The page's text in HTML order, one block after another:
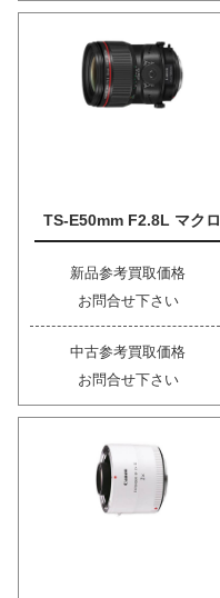
TS-E50mm F2.8L マクロ
新品参考買取価格
お問合せ下さい
中古参考買取価格
お問合せ下さい